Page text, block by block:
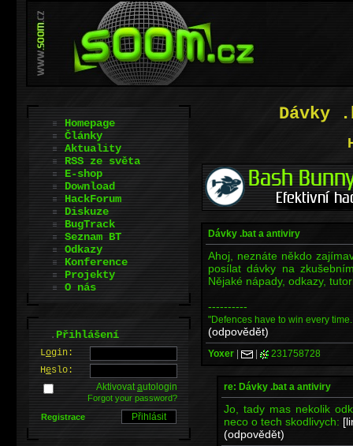
Dávky
Dávky .bat a antiviry
Ahoj, neznáte někdo
posílat dávky na
Nějaké nápady, odkazy,
----------
"Defences have to win every
(odpovědět)
Yoxer | | 231758728
re: Dávky .bat a antiviry
Jo, tady mas nekolik
neco o tech skodlivych:
(odpovědět)
Homepage
Články
Aktuality
RSS ze světa
E-shop
Download
HackForum
Diskuze
BugTrack
Seznam BT
Odkazy
Konference
Projekty
O nás
.Přihlášení
Login:
Heslo:
Aktivovatautologin
Forgot your password?
Registrace